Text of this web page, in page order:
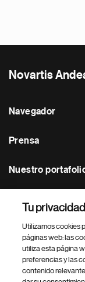
Novartis
Navegador
Prensa
Nuestro
Footer Site Search
Tu
Utilizamos cookies
páginas web: las
utiliza esta página
preferencias y las
contenido